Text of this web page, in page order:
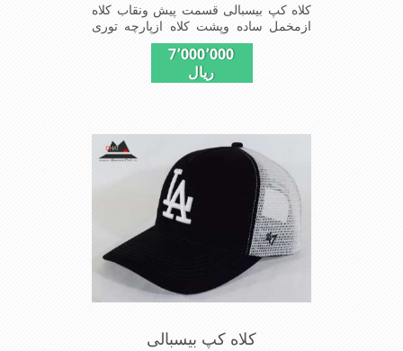
کلاه کپ بیسبالی قسمت پیش ونقاب کلاه
ازمخمل ساده وپشت کلاه ازپارچه توری
دوخته شدکه با بندگیرپشت کلاه
ازسایز-56الی60-قابل استفاده است شیک
و مناسب افراد خوش پوش جنس عالی
7٬000٬000
ریال
کلاه کپ بیسبالی